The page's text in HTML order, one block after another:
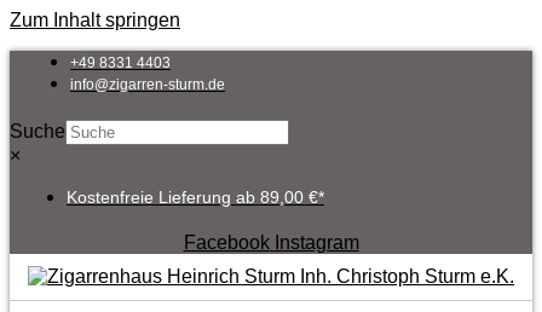
Zum Inhalt springen
+49 8331 4403
info@zigarren-sturm.de
Suche
×
Kostenfreie Lieferung ab 89,00 €*
Facebook Instagram